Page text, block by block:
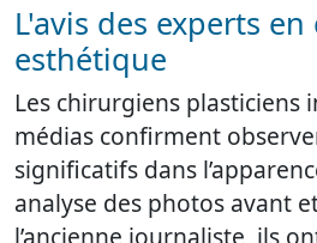
L'avis des experts
esthétique
Les chirurgiens plasticiens
médias confirment
significatifs dans
analyse des photos avant
l’ancienne journaliste, ils